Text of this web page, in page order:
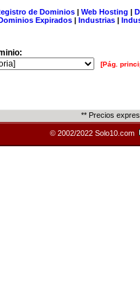
de Dominios| Web Hosting |
Expirados | Industrias |
[Pág.
** Precios
© 2002/2022 Solo10.com